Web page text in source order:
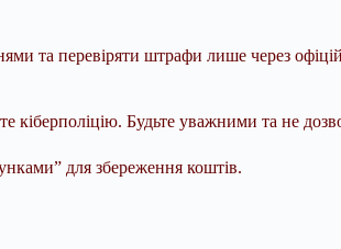
та перевіряти штрафи лише через
кіберполіцію. Будьте уважними та не
для збереження коштів.